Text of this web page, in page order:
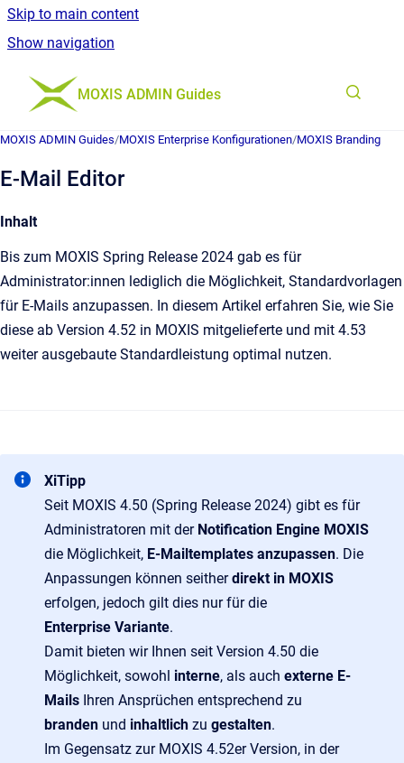
Skip to main content
Show navigation
Go to homepage
MOXIS ADMIN Guides
MOXIS ADMIN Guides/MOXIS Enterprise Konfigurationen/MOXIS Branding
E-Mail Editor
Inhalt
Bis zum MOXIS Spring Release 2024 gab es für
Administrator:innen lediglich die Möglichkeit, Standardvorlagen
für E-Mails anzupassen. In diesem Artikel erfahren Sie, wie Sie
diese ab Version 4.52 in MOXIS mitgelieferte und mit 4.53
weiter ausgebaute Standardleistung optimal nutzen.
XiTipp
Seit MOXIS 4.50 (Spring Release 2024) gibt es für
Administratoren mit der Notification Engine MOXIS
die Möglichkeit, E-Mailtemplates anzupassen. Die
Anpassungen können seitherdirekt in MOXIS
erfolgen, jedoch gilt dies nur für die
Enterprise Variante.
Damit bieten wir Ihnen seit Version 4.50 die
Möglichkeit, sowohl interne, als auch externe E-
Mails Ihren Ansprüchen entsprechend zu
branden und inhaltlich zu gestalten.
Im Gegensatz zur MOXIS 4.52er Version, in der